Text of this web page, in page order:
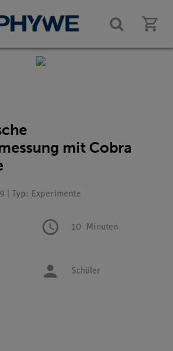
mit Cobra
| Typ: Experimente
10 Minuten
Schüler